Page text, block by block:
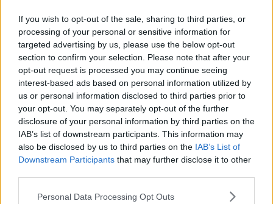
If you wish to opt-out of the sale, sharing to third parties, or
processing of your personal or sensitive information for
targeted advertising by us, please use the below opt-out
section to confirm your selection. Please note that after your
opt-out request is processed you may continue seeing
interest-based ads based on personal information utilized by
us or personal information disclosed to third parties prior to
your opt-out. You may separately opt-out of the further
disclosure of your personal information by third parties on the
IAB’s list of downstream participants. This information may
also be disclosed by us to third parties on the IAB’s List of
Downstream Participants that may further disclose it to other
Personal Data Processing Opt Outs
Corse scolastiche in più per gli alunni
Giocatore del San Donato Tavarnelle positivo
Tornano i play off di Pallacanestro
Fulmini scatenano roghi, alberi caduti,
mareggiate prosegue l'allerta
Gli studenti toscani studiano da imprenditori del
futuro
Istat alla scoperta del tempo libero dei toscani
Voglia di comprar casa, tempi di vendita più brevi